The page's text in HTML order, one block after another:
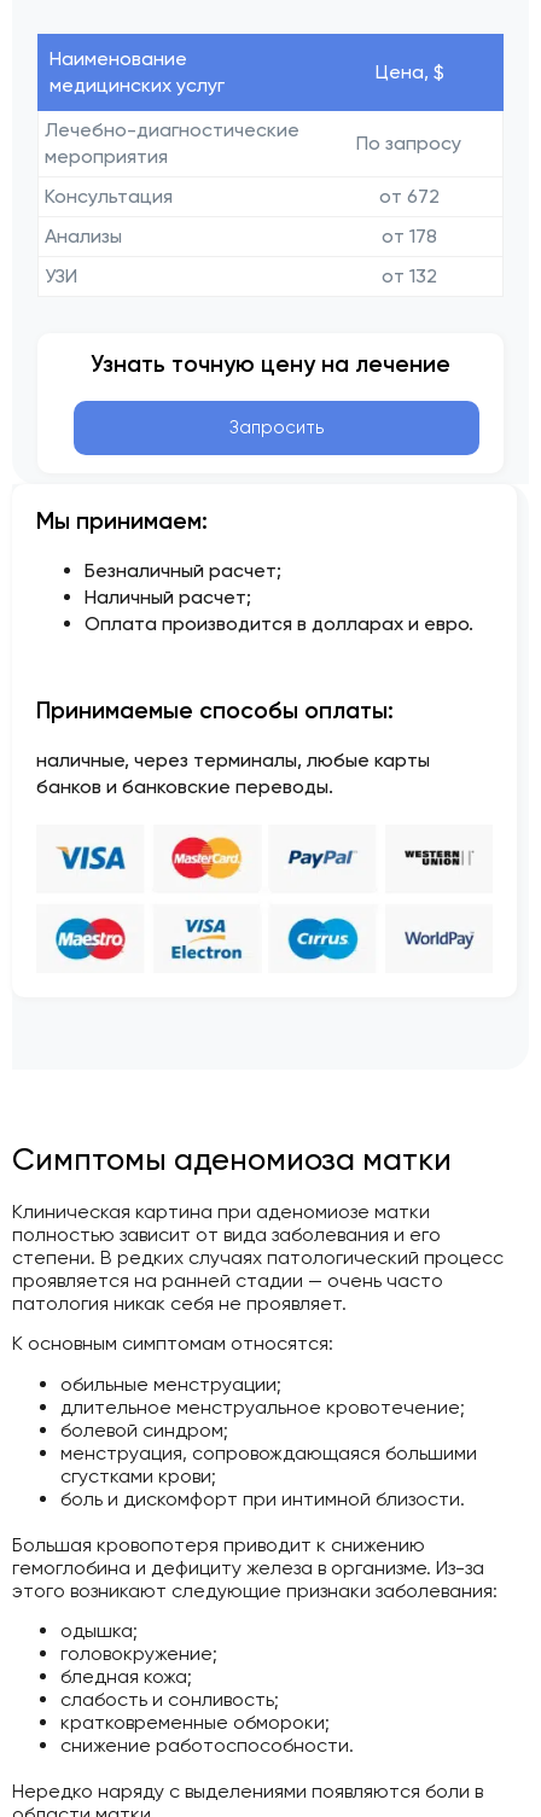
Наименование
медицинских услуг
Цена, $
Лечебно-диагностические
мероприятия
По запросу
Консультация
от 672
Анализы
от 178
УЗИ
от 132
Узнать точную цену на лечение
Запросить
Мы принимаем:
Безналичный расчет;
Наличный расчет;
Оплата производится в долларах и евро.
Принимаемые способы оплаты:
наличные, через терминалы, любые карты
банков и банковские переводы.
Симптомы аденомиоза матки
Клиническая картина при аденомиозе матки
полностью зависит от вида заболевания и его
степени. В редких случаях патологический процесс
проявляется на ранней стадии — очень часто
патология никак себя не проявляет.
К основным симптомам относятся:
обильные менструации;
длительное менструальное кровотечение;
болевой синдром;
менструация, сопровождающаяся большими
сгустками крови;
боль и дискомфорт при интимной близости.
Большая кровопотеря приводит к снижению
гемоглобина и дефициту железа в организме. Из-за
этого возникают следующие признаки заболевания:
одышка;
головокружение;
бледная кожа;
слабость и сонливость;
кратковременные обмороки;
снижение работоспособности.
Нередко наряду с выделениями появляются боли в